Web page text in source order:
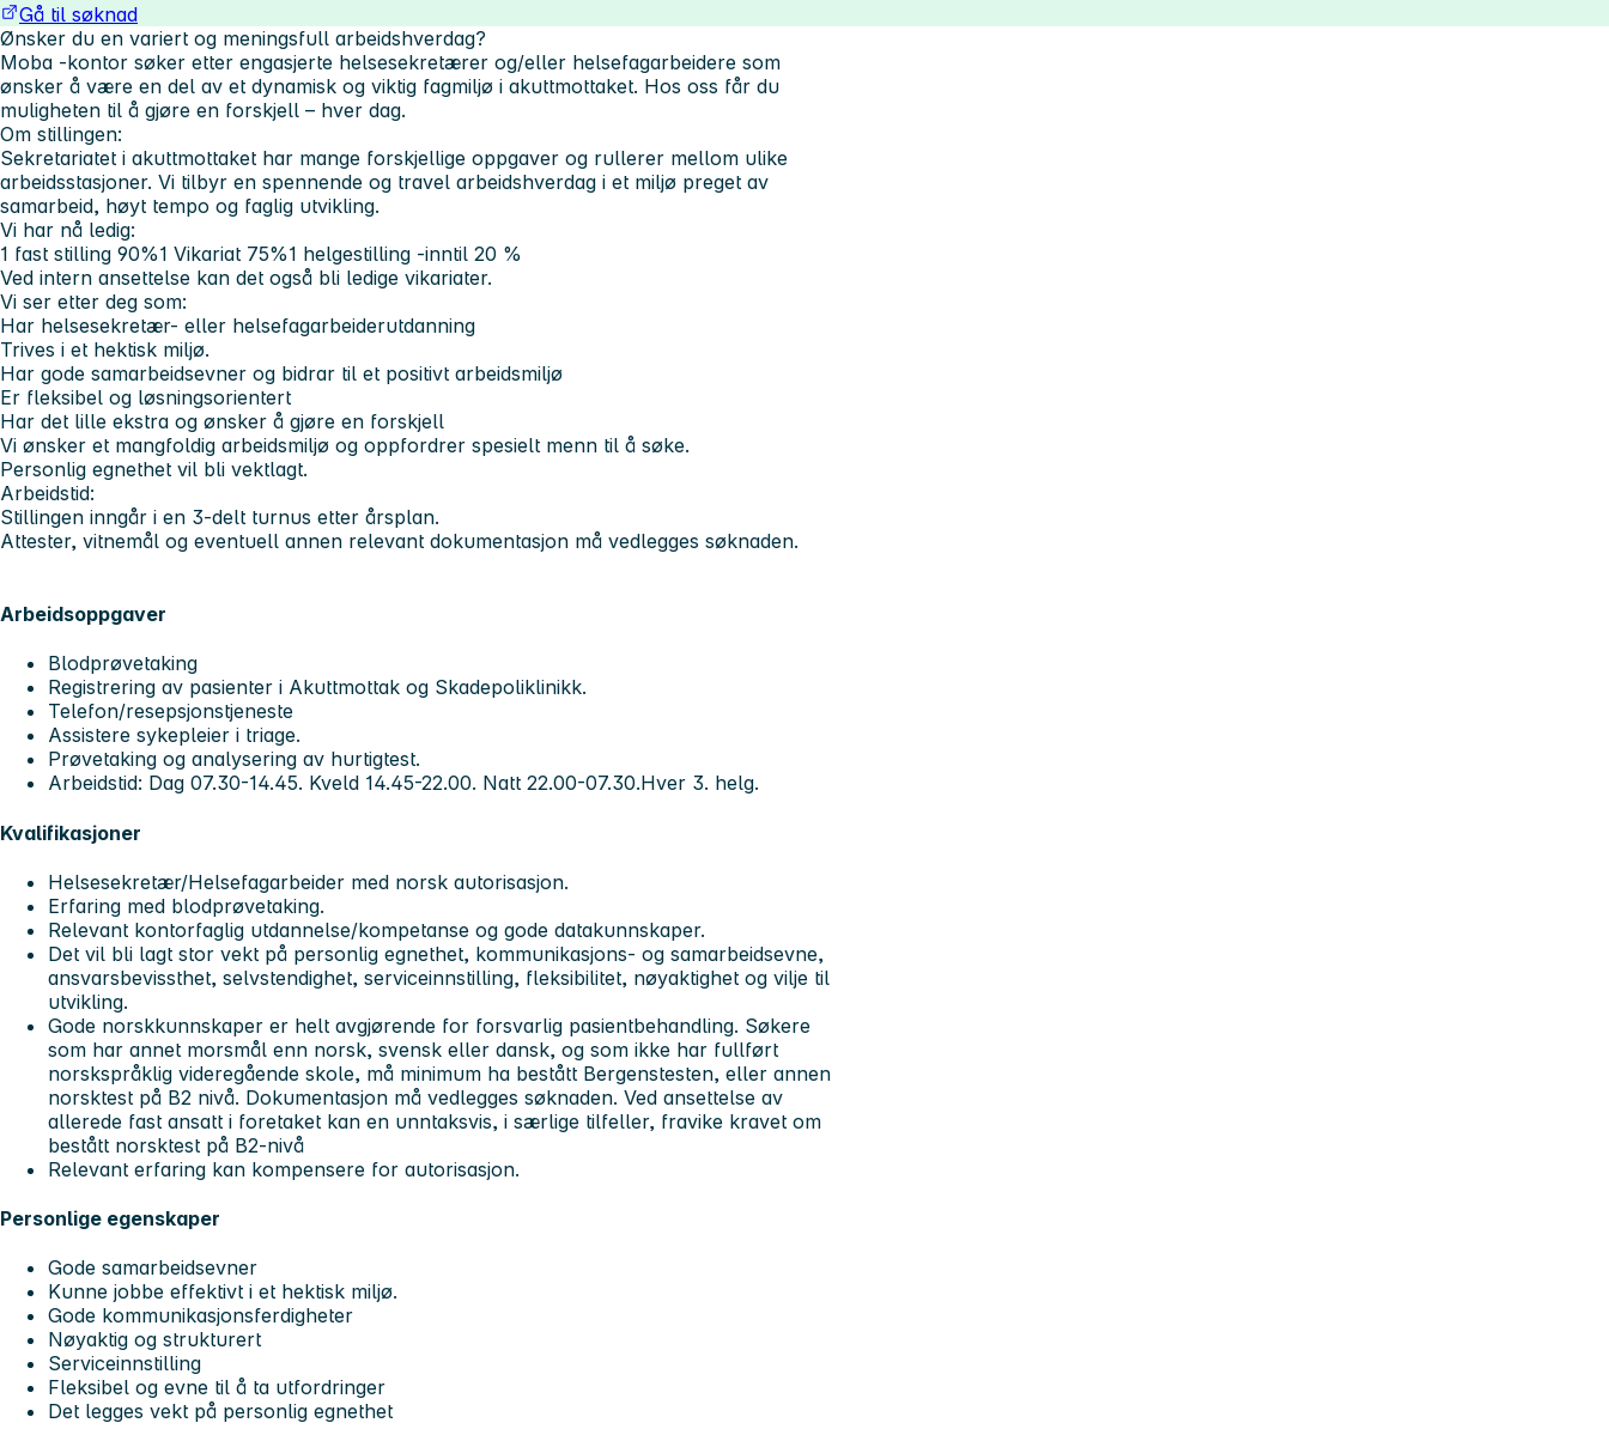
Gå til søknad
Ønsker du en variert og meningsfull arbeidshverdag?
Moba -kontor søker etter engasjerte helsesekretærer og/eller helsefagarbeidere som
ønsker å være en del av et dynamisk og viktig fagmiljø i akuttmottaket. Hos oss får du
muligheten til å gjøre en forskjell – hver dag.
Om stillingen:
Sekretariatet i akuttmottaket har mange forskjellige oppgaver og rullerer mellom ulike
arbeidsstasjoner. Vi tilbyr en spennende og travel arbeidshverdag i et miljø preget av
samarbeid, høyt tempo og faglig utvikling.
Vi har nå ledig:
1 fast stilling 90%1 Vikariat 75%1 helgestilling -inntil 20 %
Ved intern ansettelse kan det også bli ledige vikariater.
Vi ser etter deg som:
Har helsesekretær- eller helsefagarbeiderutdanning
Trives i et hektisk miljø.
Har gode samarbeidsevner og bidrar til et positivt arbeidsmiljø
Er fleksibel og løsningsorientert
Har det lille ekstra og ønsker å gjøre en forskjell
Vi ønsker et mangfoldig arbeidsmiljø og oppfordrer spesielt menn til å søke.
Personlig egnethet vil bli vektlagt.
Arbeidstid:
Stillingen inngår i en 3-delt turnus etter årsplan.
Attester, vitnemål og eventuell annen relevant dokumentasjon må vedlegges søknaden.
Arbeidsoppgaver
Blodprøvetaking
Registrering av pasienter i Akuttmottak og Skadepoliklinikk.
Telefon/resepsjonstjeneste
Assistere sykepleier i triage.
Prøvetaking og analysering av hurtigtest.
Arbeidstid: Dag 07.30-14.45. Kveld 14.45-22.00. Natt 22.00-07.30.Hver 3. helg.
Kvalifikasjoner
Helsesekretær/Helsefagarbeider med norsk autorisasjon.
Erfaring med blodprøvetaking.
Relevant kontorfaglig utdannelse/kompetanse og gode datakunnskaper.
Det vil bli lagt stor vekt på personlig egnethet, kommunikasjons- og samarbeidsevne,
ansvarsbevissthet, selvstendighet, serviceinnstilling, fleksibilitet, nøyaktighet og vilje til
utvikling.
Gode norskkunnskaper er helt avgjørende for forsvarlig pasientbehandling. Søkere
som har annet morsmål enn norsk, svensk eller dansk, og som ikke har fullført
norskspråklig videregående skole, må minimum ha bestått Bergenstesten, eller annen
norsktest på B2 nivå. Dokumentasjon må vedlegges søknaden. Ved ansettelse av
allerede fast ansatt i foretaket kan en unntaksvis, i særlige tilfeller, fravike kravet om
bestått norsktest på B2-nivå
Relevant erfaring kan kompensere for autorisasjon.
Personlige egenskaper
Gode samarbeidsevner
Kunne jobbe effektivt i et hektisk miljø.
Gode kommunikasjonsferdigheter
Nøyaktig og strukturert
Serviceinnstilling
Fleksibel og evne til å ta utfordringer
Det legges vekt på personlig egnethet